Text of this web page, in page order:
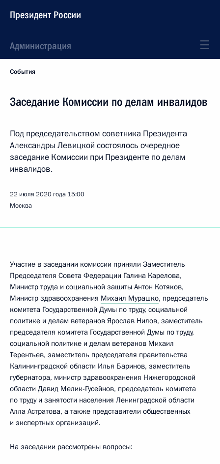
Президент России
Администрация
События
Заседание Комиссии по делам инвалидов
Под председательством советника Президента
Александры Левицкой состоялось очередное
заседание Комиссии при Президенте по делам
инвалидов.
22 июля 2020 года 15:00
Москва
Участие в заседании комиссии приняли Заместитель
Председателя Совета Федерации Галина Карелова,
Министр труда и социальной защиты Антон Котяков,
Министр здравоохранения Михаил Мурашко, председатель
комитета Государственной Думы по труду, социальной
политике и делам ветеранов Ярослав Нилов, заместитель
председателя комитета Государственной Думы по труду,
социальной политике и делам ветеранов Михаил
Терентьев, заместитель председателя правительства
Калининградской области Илья Баринов, заместитель
губернатора, министр здравоохранения Нижегородской
области Давид Мелик-Гусейнов, председатель комитета
по труду и занятости населения Ленинградской области
Алла Астратова, а также представители общественных
и экспертных организаций.
На заседании рассмотрены вопросы: